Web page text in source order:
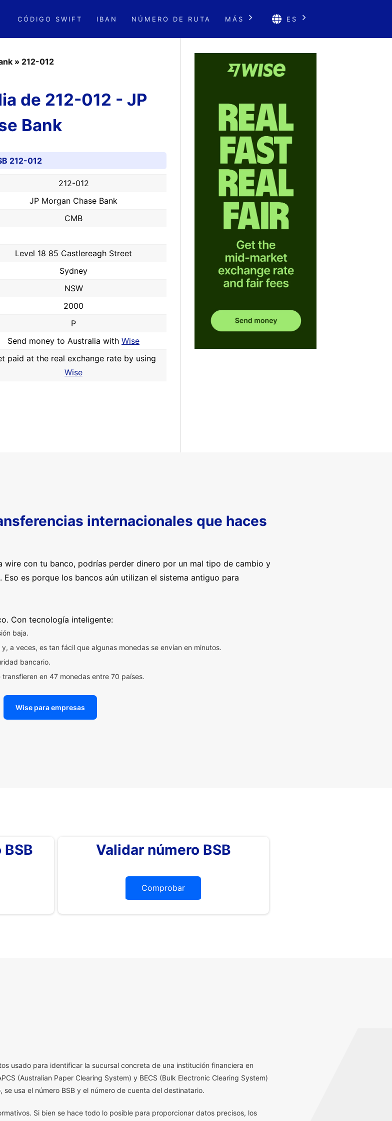
CÓDIGO SWIFT IBAN NÚMERO DE RUTA MÁS ES
» 212-012
de 212-012 - JP
Bank
212-012
212-012
JP Morgan Chase Bank
CMB
Level 18 85 Castlereagh Street
Sydney
NSW
2000
P
Send money to Australia with Wise
paid at the real exchange rate by using
Wise
internacionales que haces
wire con tu banco, podrías perder dinero por un mal tipo de cambio y
es porque los bancos aún utilizan el sistema antiguo para
Con tecnología inteligente:
baja.
a veces, es tan fácil que algunas monedas se envían en minutos.
bancario.
en 47 monedas entre 70 países.
Wise para empresas
Validar número BSB
Comprobar
usado para identificar la sucursal concreta de una institución financiera en
(Australian Paper Clearing System) y BECS (Bulk Electronic Clearing System)
usa el número BSB y el número de cuenta del destinatario.
Si bien se hace todo lo posible para proporcionar datos precisos, los